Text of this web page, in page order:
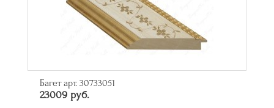
Багет арт. 30733051
23009 руб.